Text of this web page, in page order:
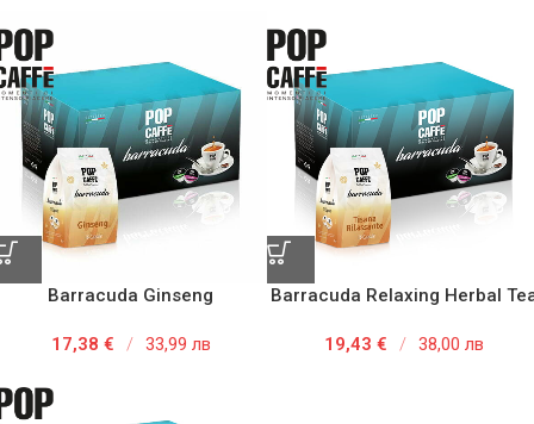
Barracuda Ginseng
17,38 € / 33,99 лв
Barracuda Relaxing Herbal
19,43 € / 38,00 лв